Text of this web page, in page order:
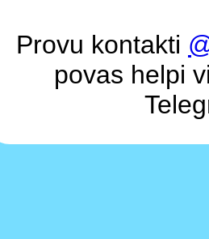
Provu kontakti
povas helpi